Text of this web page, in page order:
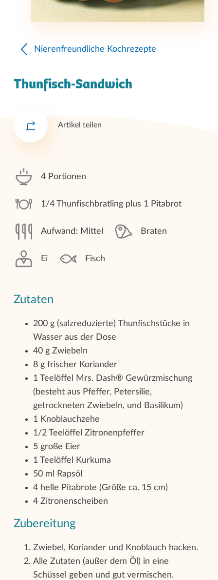
Nierenfreundliche Kochrezepte
Thunfisch-Sandwich
Artikel teilen
4 Portionen
1/4 Thunfischbratling plus 1 Pitabrot
Aufwand: Mittel Braten
Ei Fisch
Zutaten
200 g (salzreduzierte) Thunfischstücke in
Wasser aus der Dose
40 g Zwiebeln
8 g frischer Koriander
1 Teelöffel Mrs. Dash® Gewürzmischung
(besteht aus Pfeffer, Petersilie,
getrockneten Zwiebeln, und Basilikum)
1 Knoblauchzehe
1/2 Teelöffel Zitronenpfeffer
5 große Eier
1 Teelöffel Kurkuma
50 ml Rapsöl
4 helle Pitabrote (Größe ca. 15 cm)
4 Zitronenscheiben
Zubereitung
Zwiebel, Koriander und Knoblauch hacken.
Alle Zutaten (außer dem Öl) in eine
Schüssel geben und gut vermischen.